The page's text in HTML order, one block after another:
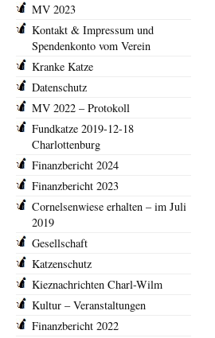
MV 2023
Kontakt & Impressum und
Spendenkonto vom Verein
Kranke Katze
Datenschutz
MV 2022 – Protokoll
Fundkatze 2019-12-18
Charlottenburg
Finanzbericht 2024
Finanzbericht 2023
Cornelsenwiese erhalten – im Juli
2019
Gesellschaft
Katzenschutz
Kieznachrichten Charl-Wilm
Kultur – Veranstaltungen
Finanzbericht 2022